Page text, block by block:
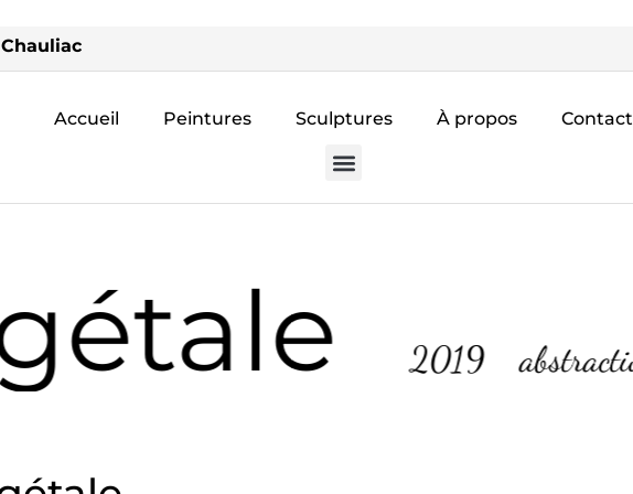
Accueil Peintures Sculptures À propos Contact
2019 abstraction